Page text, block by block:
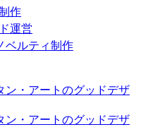
作
運営
ベルティ制作